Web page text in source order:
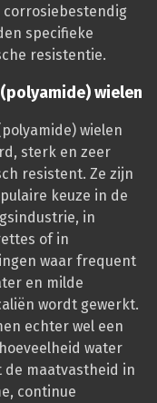
corrosiebestendig
specifieke
resistentie.
wielen
wielen
sterk en zeer
resistent. Ze zijn
keuze in de
in
of in
waar frequent
en milde
wordt gewerkt.
echter wel een
water
de maatvastheid in
continue